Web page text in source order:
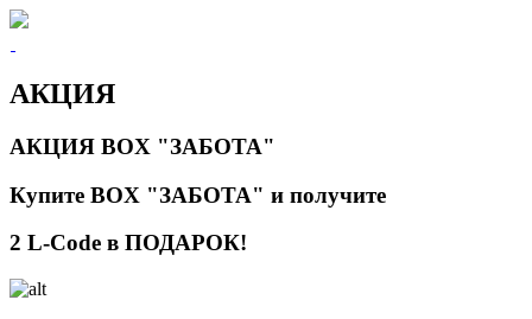
АКЦИЯ
АКЦИЯ BOX "ЗАБОТА"
Купите BOX "ЗАБОТА" и получите
2 L-Code в ПОДАРОК!